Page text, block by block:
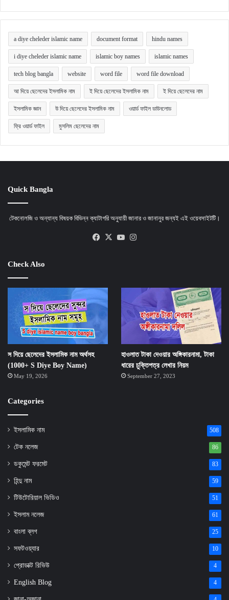
a diye cheleder islamic name document format hindu names
i diye cheleder islamic name islamic boy names islamic names
tech blog bangla website word file word file download
আ দিয়ে ছেলেদের ইসলামিক নাম ই দিয়ে ছেলেদের ইসলামিক নাম ই দিয়ে ছেলেদের নাম
ইসলামিক জ্ঞান উ দিয়ে ছেলেদের ইসলামিক নাম ওয়ার্ড ফাইল ডাউনলোড
ফ্রি ওয়ার্ড ফাইল মুসলিম ছেলেদের নাম
Quick Bangla
টেকনোলজি ও অন্যান্য বিষয়ক বিভিন্ন ক্যাটাগরি অনুযায়ী জানার ও জানানুর জন্যই এই ওয়েবসাইটটি।
Facebook
X YouTube
Check Also
স দিয়ে ছেলেদের ইসলামিক নাম অর্থসহ
(1000+ S Diye Boy Name)
May 19, 2026
হাওলাত টাকা দেওয়ার অঙ্গিকারনামা, টাকা
ধারের চুক্তিপত্র লেখার নিয়ম
September 27, 2023
Categories
ইসলামিক নাম 508
টেক নলেজ 86
ডকুমেন্ট ফরমেট 83
হিন্দু নাম 59
টিউটোরিয়াল ভিডিও 51
ইসলাম নলেজ 61
বাংলা ব্লগ 25
সফটওয়্যার 10
প্রোডাক্ট রিভিউ 4
English Blog 4